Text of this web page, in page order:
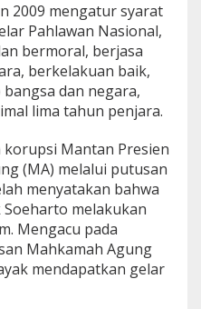
2009 mengatur syarat
Pahlawan Nasional,
bermoral, berjasa
berkelakuan baik,
dan negara,
lima tahun penjara.
korupsi Mantan Presien
(MA) melalui putusan
menyatakan bahwa
Soeharto melakukan
Mengacu pada
Mahkamah Agung
mendapatkan gelar